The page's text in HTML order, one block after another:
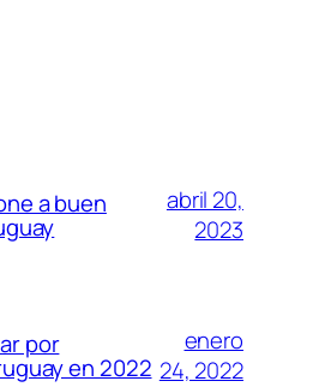
a buen
abril 20,
2023
por
en 2022
enero
24, 2022